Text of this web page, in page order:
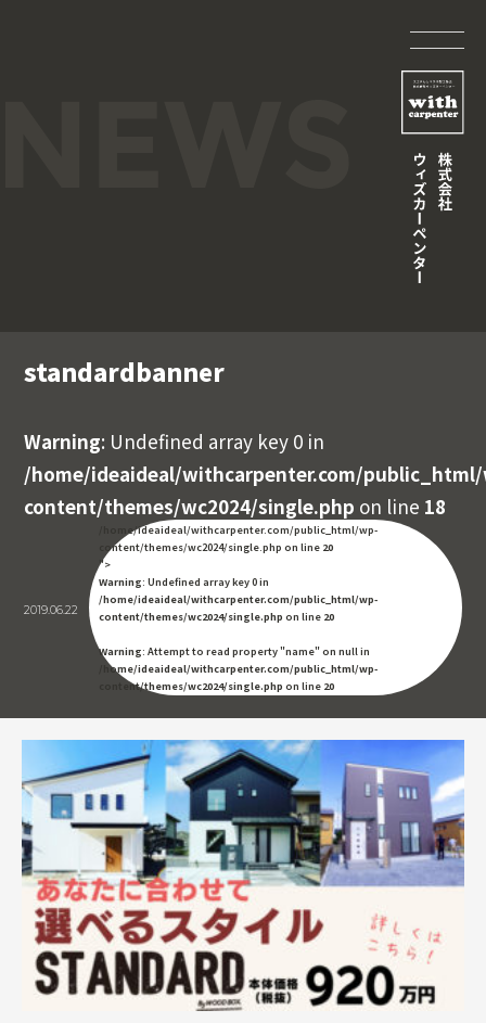
standardbanner
Warning: Undefined array key 0 in
/home/ideaideal/withcarpenter.com/
content/themes/wc2024/single.php on line 18
2019.06.22
/home/ideaideal/withcarpenter.com/public_html/wp-
content/themes/wc2024/single.php on line 20
">
Warning: Undefined array key 0 in
/home/ideaideal/withcarpenter.com/public_html/wp-
content/themes/wc2024/single.php on line 20
Warning: Attempt to read property "name" on null in
/home/ideaideal/withcarpenter.com/public_html/wp-
content/themes/wc2024/single.php on line 20